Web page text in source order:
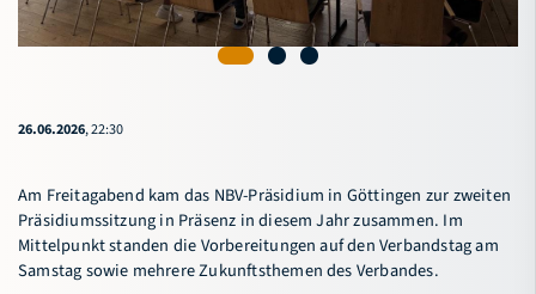
26.06.2026, 22:30
Am Freitagabend kam das NBV-Präsidium in Göttingen zur zweiten
Präsidiumssitzung in Präsenz in diesem Jahr zusammen. Im
Mittelpunkt standen die Vorbereitungen auf den Verbandstag am
Samstag sowie mehrere Zukunftsthemen des Verbandes.